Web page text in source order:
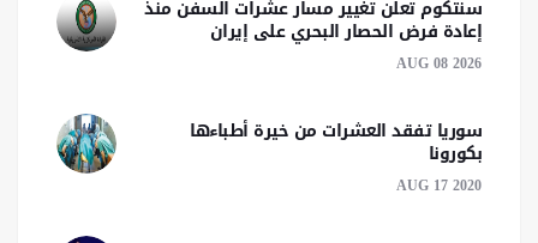
سنتكوم تعلن تغيير مسار عشرات السفن منذ
إعادة فرض الحصار البحري على إيران
AUG 08 2026
سوريا تفقد العشرات من خيرة أطباءها
بكورونا
AUG 17 2020